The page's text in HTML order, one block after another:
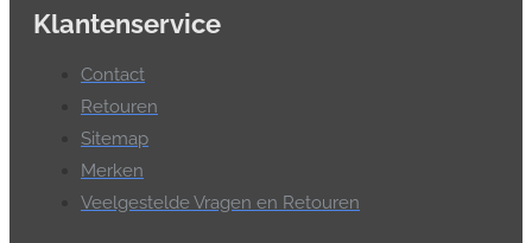
Klantenservice
Contact
Retouren
Sitemap
Merken
Veelgestelde Vragen en Retouren